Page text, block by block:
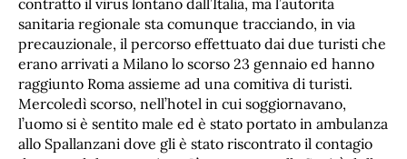
sanitaria regionale sta comunque tracciando, in via
precauzionale, il percorso effettuato dai due turisti che
erano arrivati a Milano lo scorso 23 gennaio ed hanno
raggiunto Roma assieme ad una comitiva di turisti.
Mercoledì scorso, nell’hotel in cui soggiornavano,
l’uomo si è sentito male ed è stato portato in ambulanza
allo Spallanzani dove gli è stato riscontrato il contagio